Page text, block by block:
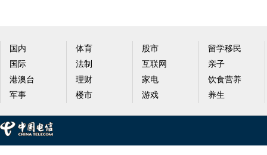
国内
国际
港澳台
军事
体育
法制
理财
楼市
股市
互联网
家电
游戏
留学移民
亲子
饮食营养
养生